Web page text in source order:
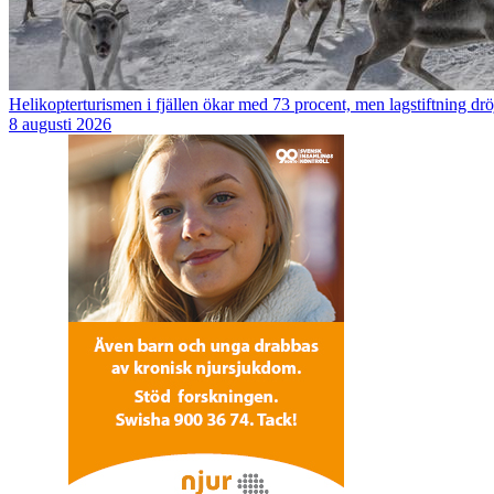
Helikopterturismen i fjällen ökar med 73 procent, men lagstiftning
8 augusti 2026